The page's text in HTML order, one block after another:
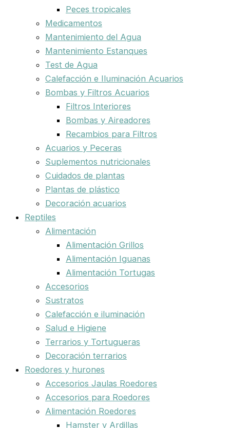
Peces tropicales
Medicamentos
Mantenimiento del Agua
Mantenimiento Estanques
Test de Agua
Calefacción e Iluminación Acuarios
Bombas y Filtros Acuarios
Filtros Interiores
Bombas y Aireadores
Recambios para Filtros
Acuarios y Peceras
Suplementos nutricionales
Cuidados de plantas
Plantas de plástico
Decoración acuarios
Reptiles
Alimentación
Alimentación Grillos
Alimentación Iguanas
Alimentación Tortugas
Accesorios
Sustratos
Calefacción e iluminación
Salud e Higiene
Terrarios y Tortugueras
Decoración terrarios
Roedores y hurones
Accesorios Jaulas Roedores
Accesorios para Roedores
Alimentación Roedores
Hamster y Ardillas